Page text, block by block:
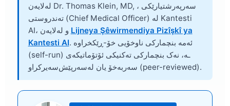
Dr. Thomas Klein, MD, ، سەرپەرشتیارێکی
تەندروستی (Chief Medical Officer) لە Kantesti
Lijneya Şêwirmendiya Pizîşkî ya
Kantesti AI. ئەمە بنچمارکی ناوخۆیی خۆ-ڕێکخراوە
(self-run) ـە، نەک بنچمارکی تەکنیکی ئۆتۆماتیکەی
سەربەخۆ یان لەسەرپێش‌سەیرکراو (peer-reviewed).